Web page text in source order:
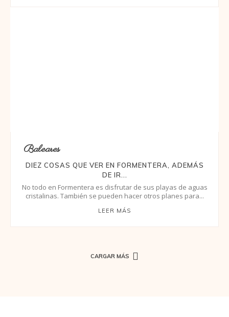
Baleares
DIEZ COSAS QUE VER EN FORMENTERA, ADEMÁS
DE IR...
No todo en Formentera es disfrutar de sus playas de aguas
cristalinas. También se pueden hacer otros planes para...
LEER MÁS
CARGAR MÁS